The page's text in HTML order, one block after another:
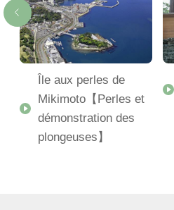
Île aux perles de
Mikimoto【Perles et
démonstration des
plongeuses】